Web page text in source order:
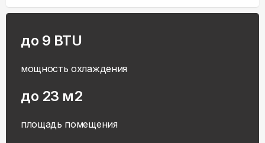
до 9 BTU
мощность охлаждения
до 23 м2
площадь помещения